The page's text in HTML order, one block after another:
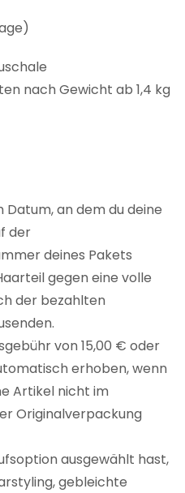
nach Gewicht ab 1,4 kg
Datum, an dem du deine
der
deines Pakets
gegen eine volle
der bezahlten
von 15,00 € oder
erhoben, wenn
Artikel nicht im
Originalverpackung
ausgewählt hast,
gebleichte